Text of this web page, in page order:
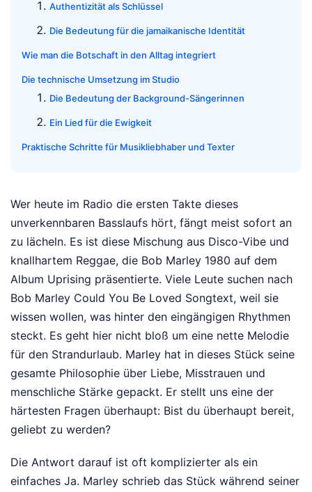
Authentizität als Schlüssel
Die Bedeutung für die jamaikanische Identität
Wie man die Botschaft in den Alltag integriert
Die technische Umsetzung im Studio
Die Bedeutung der Background-Sängerinnen
Ein Lied für die Ewigkeit
Praktische Schritte für Musikliebhaber und Texter
Wer heute im Radio die ersten Takte dieses
unverkennbaren Basslaufs hört, fängt meist sofort an
zu lächeln. Es ist diese Mischung aus Disco-Vibe und
knallhartem Reggae, die Bob Marley 1980 auf dem
Album Uprising präsentierte. Viele Leute suchen nach
Bob Marley Could You Be Loved Songtext, weil sie
wissen wollen, was hinter den eingängigen Rhythmen
steckt. Es geht hier nicht bloß um eine nette Melodie
für den Strandurlaub. Marley hat in dieses Stück seine
gesamte Philosophie über Liebe, Misstrauen und
menschliche Stärke gepackt. Er stellt uns eine der
härtesten Fragen überhaupt: Bist du überhaupt bereit,
geliebt zu werden?
Die Antwort darauf ist oft komplizierter als ein
einfaches Ja. Marley schrieb das Stück während seiner